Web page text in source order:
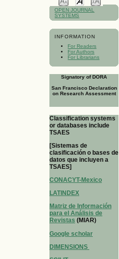
OPEN JOURNAL
SYSTEMS
INFORMATION
For Readers
For Authors
For Librarians
Signatory of DORA
San Francisco Declaration
on Research Assessment
Classification systems
or databases include
TSAES
[Sistemas de
clasificación o bases de
datos que incluyen a
TSAES]
CONACYT-Mexico
LATINDEX
Matriz de Información
para el Análisis de
Revistas (MIAR)
Google scholar
DIMENSIONS